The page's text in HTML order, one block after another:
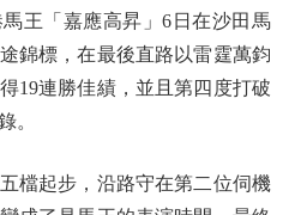
「嘉應高昇」6日在沙田馬
錦標，在最後直路以雷霆萬鈞
19連勝佳績，並且第四度打破
。
起步，沿路守在第二位伺機